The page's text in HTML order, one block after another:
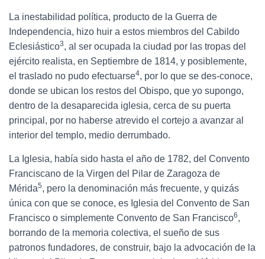
La inestabilidad política, producto de la Guerra de
Independencia, hizo huir a estos miembros del Cabildo
Eclesiástico3, al ser ocupada la ciudad por las tropas del
ejército realista, en Septiembre de 1814, y posiblemente,
el traslado no pudo efectuarse4, por lo que se des-conoce,
donde se ubican los restos del Obispo, que yo supongo,
dentro de la desaparecida iglesia, cerca de su puerta
principal, por no haberse atrevido el cortejo a avanzar al
interior del templo, medio derrumbado.
La Iglesia, había sido hasta el año de 1782, del Convento
Franciscano de la Virgen del Pilar de Zaragoza de
Mérida5, pero la denominación más frecuente, y quizás
única con que se conoce, es Iglesia del Convento de San
Francisco o simplemente Convento de San Francisco6,
borrando de la memoria colectiva, el sueño de sus
patronos fundadores, de construir, bajo la advocación de la